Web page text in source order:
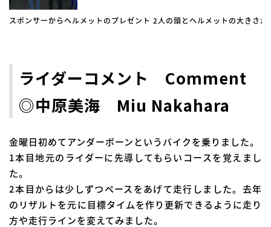
スポンサーからヘルメットのプレゼント 2人の頭とヘルメットの大きさが
ライダーコメント Comment
◎中原美海 Miu Nakahara
金曜日初めてアンダーボーンというバイクを乗りました。
1本目地元のライダーに先導してもらいコースを覚えまし
た。
2本目からは少しずつペースをあげて走行しました。去年
のリザルトを元に目標タイムを作り更新できるように走り
方や走行ラインを変えてみました。